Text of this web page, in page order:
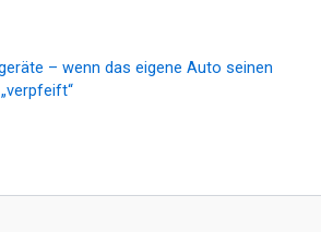
– wenn das eigene Auto seinen